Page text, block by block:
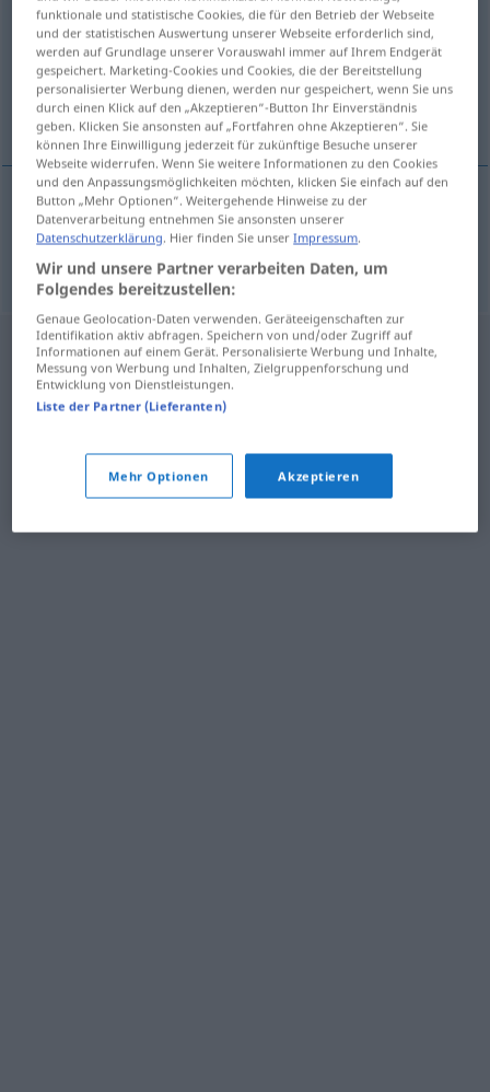
Übersicht aller Übersetzungen
(Für mehr Details die Übersetzung anklicken/antippen)
stan
stan M Zelt
funktionale und statistische Cookies, die für den Betrieb der Webseite
und der statistischen Auswertung unserer Webseite erforderlich sind,
werden auf Grundlage unserer Vorauswahl immer auf Ihrem Endgerät
gespeichert. Marketing-Cookies und Cookies, die der Bereitstellung
personalisierter Werbung dienen, werden nur gespeichert, wenn Sie uns
durch einen Klick auf den „Akzeptieren“-Button Ihr Einverständnis
geben. Klicken Sie ansonsten auf „Fortfahren ohne Akzeptieren“. Sie
können Ihre Einwilligung jederzeit für zukünftige Besuche unserer
Webseite widerrufen. Wenn Sie weitere Informationen zu den Cookies
und den Anpassungsmöglichkeiten möchten, klicken Sie einfach auf den
Button „Mehr Optionen“. Weitergehende Hinweise zu der
Datenverarbeitung entnehmen Sie ansonsten unserer
Datenschutzerklärung . Hier finden Sie unserImpressum
Wir und unsere Partner verarbeiten Daten, um
Folgendes bereitzustellen:
Genaue Geolocation-Daten verwenden. Geräteeigenschaften zur
Identifikation aktiv abfragen. Speichern von und/oder Zugriff auf
Informationen auf einem Gerät. Personalisierte Werbung und Inhalte,
Messung von Werbung und Inhalten, Zielgruppenforschung und
Entwicklung von Dienstleistungen.
Liste der Partner (Lieferanten)
Mehr Optionen Akzeptieren